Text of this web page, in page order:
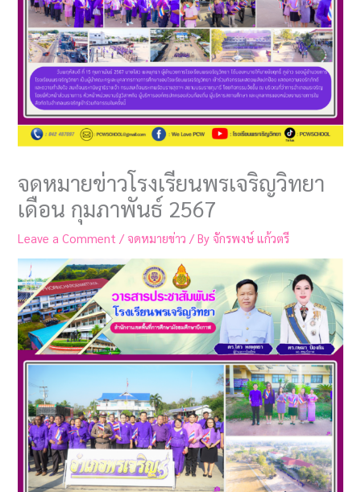
จดหมายข่าวโรงเรียนพรเจริญวิทยา
เดือน กุมภาพันธ์ 2567
Leave a Comment / จดหมายข่าว / By จักรพงษ์ แก้วตรี